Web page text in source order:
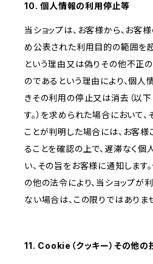
10. 個人情報の利用停止等
当ショップは、お客様から、お客
め公表された利用目的の範囲を
という理由又は偽りその他不正
のであるという理由により、個
きその利用の停止又は消去（以下
す。）を求められた場合において
ことが判明した場合には、お客
ることを確認の上で、遅滞なく
い、その旨をお客様に通知します
の他の法令により、当ショップ
ない場合は、この限りではありま
11. Cookie（クッキー）その他の